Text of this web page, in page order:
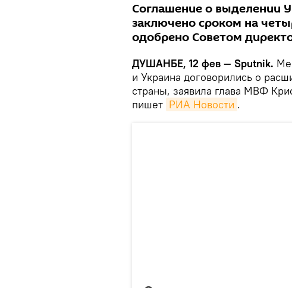
Соглашение о выделении
заключено сроком на
одобрено Советом
ДУШАНБЕ, 12 фев — Sputnik.
и Украина договорились о
страны, заявила глава МВФ
пишет РИА Новости .